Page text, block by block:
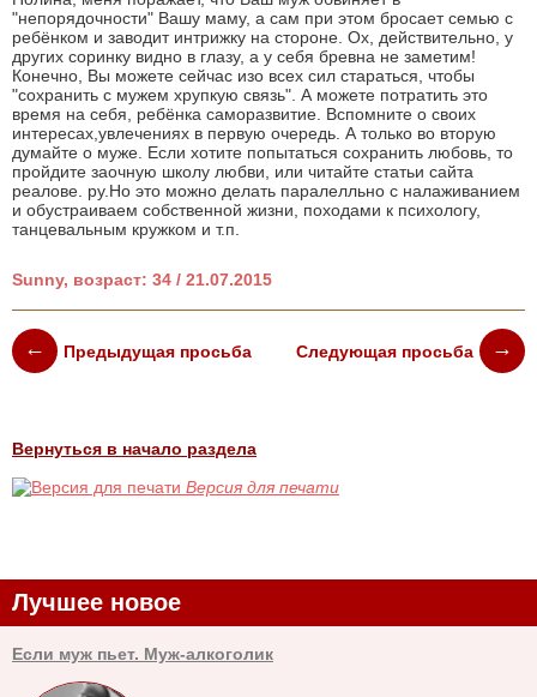
"непорядочности" Вашу маму, а сам при этом бросает семью с
ребёнком и заводит интрижку на стороне. Ох, действительно, у
других соринку видно в глазу, а у себя бревна не заметим!
Конечно, Вы можете сейчас изо всех сил стараться, чтобы
"сохранить с мужем хрупкую связь". А можете потратить это
время на себя, ребёнка саморазвитие. Вспомните о своих
интересах,увлечениях в первую очередь. А только во вторую
думайте о муже. Если хотите попытаться сохранить любовь, то
пройдите заочную школу любви, или читайте статьи сайта
реалове. ру.Но это можно делать паралелльно с налаживанием
и обустраиваем собственной жизни, походами к психологу,
танцевальным кружком и т.п.
Sunny, возраст: 34 / 21.07.2015
Предыдущая просьба Следующая просьба
Вернуться в начало раздела
Версия для печати
Лучшее новое
Если муж пьет. Муж-алкоголик